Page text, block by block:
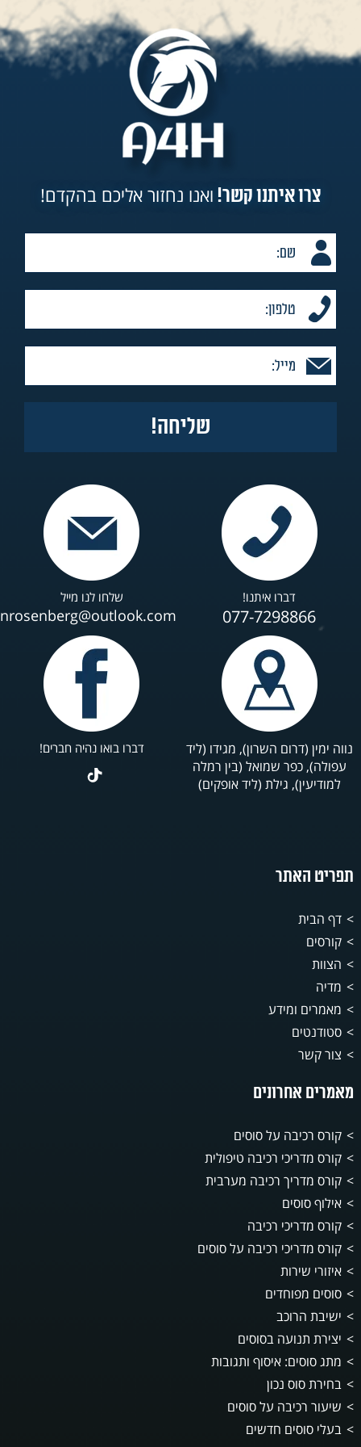
צרו איתנו קשר! ואנו נחזור אליכם בהקדם!
דברו איתנו!
077-7298866
שלחו לנו מייל
נווה ימין (דרום השרון), מגידו (ליד
עפולה), כפר שמואל (בין רמלה
למודיעין), גילת (ליד אופקים)
דברו בואו נהיה חברים!
תפריט האתר
דף הבית
קורסים
הצוות
מדיה
מאמרים ומידע
סטודנטים
צור קשר
מאמרים אחרונים
קורס רכיבה על סוסים
קורס מדריכי רכיבה טיפולית
קורס מדריך רכיבה מערבית
אילוף סוסים
קורס מדריכי רכיבה
קורס מדריכי רכיבה על סוסים
איזורי שירות
סוסים מפוחדים
ישיבת הרוכב
יצירת תנועה בסוסים
מתג סוסים: איסוף ותגובות
בחירת סוס נכון
שיעור רכיבה על סוסים
בעלי סוסים חדשים